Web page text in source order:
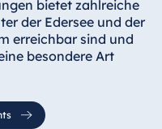
bietet zahlreiche
der Edersee und der
erreichbar sind und
besondere Art